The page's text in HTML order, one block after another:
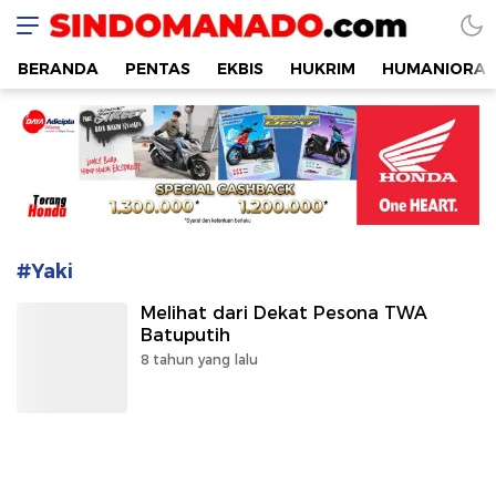
SINDOMANADO
Informatif dan Edukatif
BERANDA PENTAS EKBIS HUKRIM HUMANIORA
#Yaki
Melihat dari Dekat Pesona TWA
Batuputih
8 tahun yang lalu